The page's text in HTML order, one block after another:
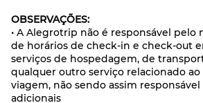
OBSERVAÇÕES:
• A Alegrotrip não é responsável
de horários de check-in e check-out
serviços de hospedagem, de
qualquer outro serviço relacionado
viagem, não sendo assim
adicionais